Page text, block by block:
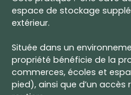
espace de stockage
extérieur.
Située dans un
propriété bénéficie de la
commerces, écoles et
pied), ainsi que d’un accès